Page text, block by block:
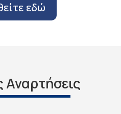
εδώ
Αναρτήσεις